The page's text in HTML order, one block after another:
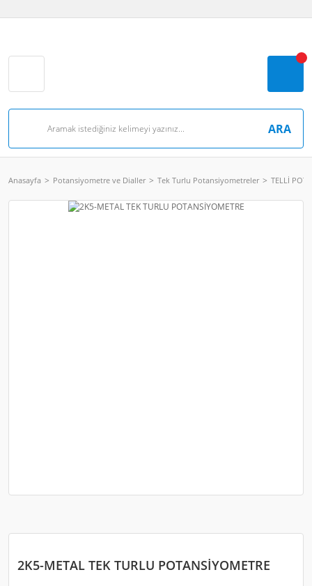
ARA
Anasayfa Potansiyometre ve Dialler Tek Turlu Potansiyometreler TELLİ
2K5-METAL TEK TURLU POTANSİYOMETRE